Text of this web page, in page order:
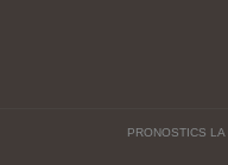
PRONOSTICS